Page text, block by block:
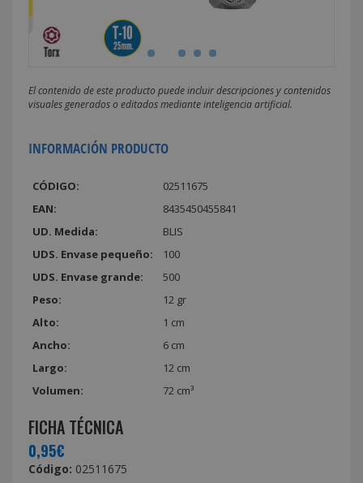
El contenido de este producto puede incluir descripciones y contenidos
visuales generados o editados mediante inteligencia artificial.
INFORMACIÓN PRODUCTO
CÓDIGO:
02511675
EAN:
8435450455841
UD. Medida:
BLIS
UDS. Envase pequeño:
100
UDS. Envase grande:
500
Peso:
12 gr
Alto:
1 cm
Ancho:
6 cm
Largo:
12 cm
Volumen:
72 cm³
FICHA TÉCNICA
0,95€
Código: 02511675